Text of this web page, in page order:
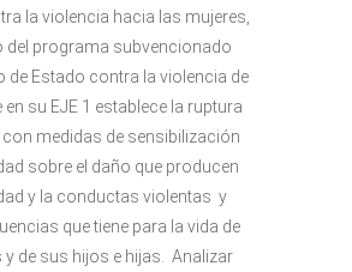
la violencia hacia las mujeres,
del programa subvencionado
de Estado contra la violencia de
en su EJE 1 establece la ruptura
medidas de sensibilización
sobre el daño que producen
y la conductas violentas y
que tiene para la vida de
y de sus hijos e hijas. Analizar